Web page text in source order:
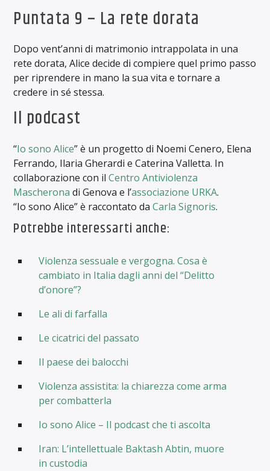
Puntata 9 – La rete dorata
Dopo vent’anni di matrimonio intrappolata in una
rete dorata, Alice decide di compiere quel primo passo
per riprendere in mano la sua vita e tornare a
credere in sé stessa.
Il podcast
“Io sono Alice” è un progetto di Noemi Cenero, Elena
Ferrando, Ilaria Gherardi e Caterina Valletta. In
collaborazione con ilCentro Antiviolenza
Mascherona di Genova e l’associazione URKA.
“Io sono Alice” è raccontato daCarla Signoris.
Potrebbe interessarti anche:
Violenza sessuale e vergogna. Cosa è
cambiato in Italia dagli anni del “Delitto
d’onore”?
Le ali di farfalla
Le cicatrici del passato
Il paese dei balocchi
Violenza assistita: la chiarezza come arma
per combatterla
Io sono Alice – Il podcast che ti ascolta
Iran: L’intellettuale Baktash Abtin, muore
in custodia